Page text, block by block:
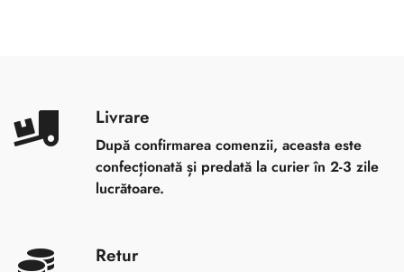
Livrare
După confirmarea comenzii, aceasta este
confecționată și predată la curier în 2-3 zile
lucrătoare.
Retur